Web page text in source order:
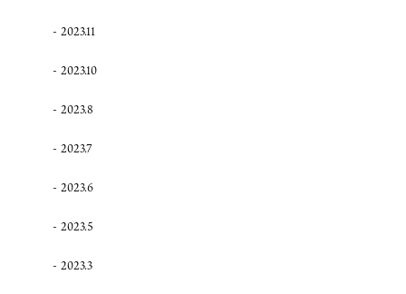
2023.11
2023.10
2023.8
2023.7
2023.6
2023.5
2023.3